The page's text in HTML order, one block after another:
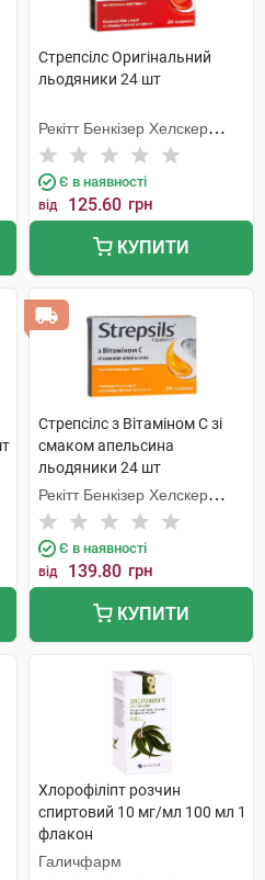
Стрепсілс Оригінальний
льодяники 24 шт
Рекітт Бенкізер Хелскер
Інтернешнл
Є в наявності
від 125.60 грн
КУПИТИ
Стрепсілс з Вітаміном C зі
смаком апельсина
льодяники 24 шт
Рекітт Бенкізер Хелскер
Інтернешнл
Є в наявності
від 139.80 грн
КУПИТИ
Хлорофіліпт розчин
спиртовий 10 мг/мл 100 мл 1
флакон
Галичфарм